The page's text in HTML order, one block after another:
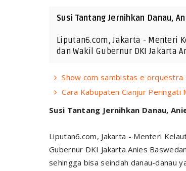
Susi Tantang Jernihkan Danau,
Liputan6.com, Jakarta - Menteri
dan Wakil Gubernur DKI Jakarta
Show com sambistas e orquestra
Cara Kabupaten Cianjur Peringati
Susi Tantang Jernihkan Danau,
Liputan6.com, Jakarta - Menteri
Gubernur DKI Jakarta Anies
sehingga bisa seindah danau-danau